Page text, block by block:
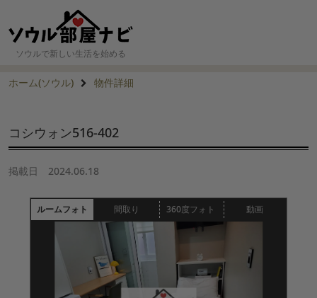
ソウルで新しい生活を始める
ホーム(ソウル) 物件詳細
コシウォン516-402
掲載日 2024.06.18
ルームフォト 間取り 360度フォト 動画